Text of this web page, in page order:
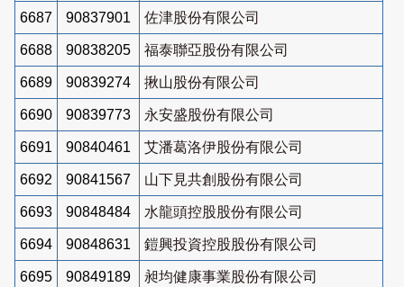
6687 90837901 佐津股份有限公司
6688 90838205 福泰聯亞股份有限公司
6689 90839274 揪山股份有限公司
6690 90839773 永安盛股份有限公司
6691 90840461 艾潘葛洛伊股份有限公司
6692 90841567 山下見共創股份有限公司
6693 90848484 水龍頭控股股份有限公司
6694 90848631 鎧興投資控股股份有限公司
6695 90849189 昶均健康事業股份有限公司